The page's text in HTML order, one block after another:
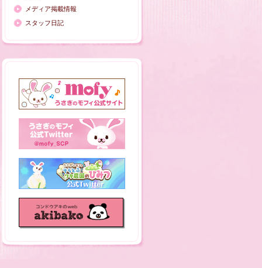
メディア掲載情報
スタッフ日記